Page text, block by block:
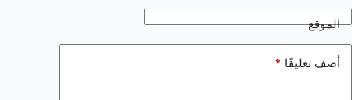
الموقع
أضف تعليقًا *